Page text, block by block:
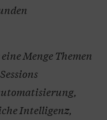
Menge Themen
Intelligenz,